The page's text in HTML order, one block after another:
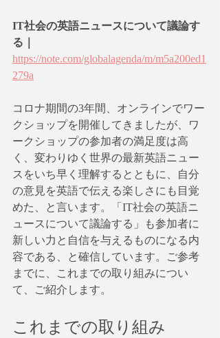
IT社会の英語ニュースについて議論す
る｜
https://note.com/globalagenda/m/m5a200ed1
279a
コロナ期間の3年間、オンラインでワー
クショップを開催してきましたが、ワ
ークショップの参加者の満足度は高
く、変わりゆく世界の最新英語ニュー
スをいち早く理解するとともに、自分
の意見を英語で伝える楽しさにも目覚
めた、と言います。「IT社会の英語ニ
ュースについて議論する」も参加者に
新しい力と自信を与えるものになる内
容である、と確信しています。ご参考
までに、これまでの取り組みについ
て、ご紹介します。
これまでの取り組み